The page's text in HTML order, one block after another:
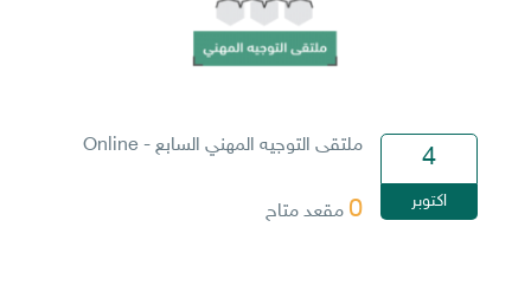
4
اكتوبر
ملتقى التوجيه المهني السابع - Online
0 مقعد متاح